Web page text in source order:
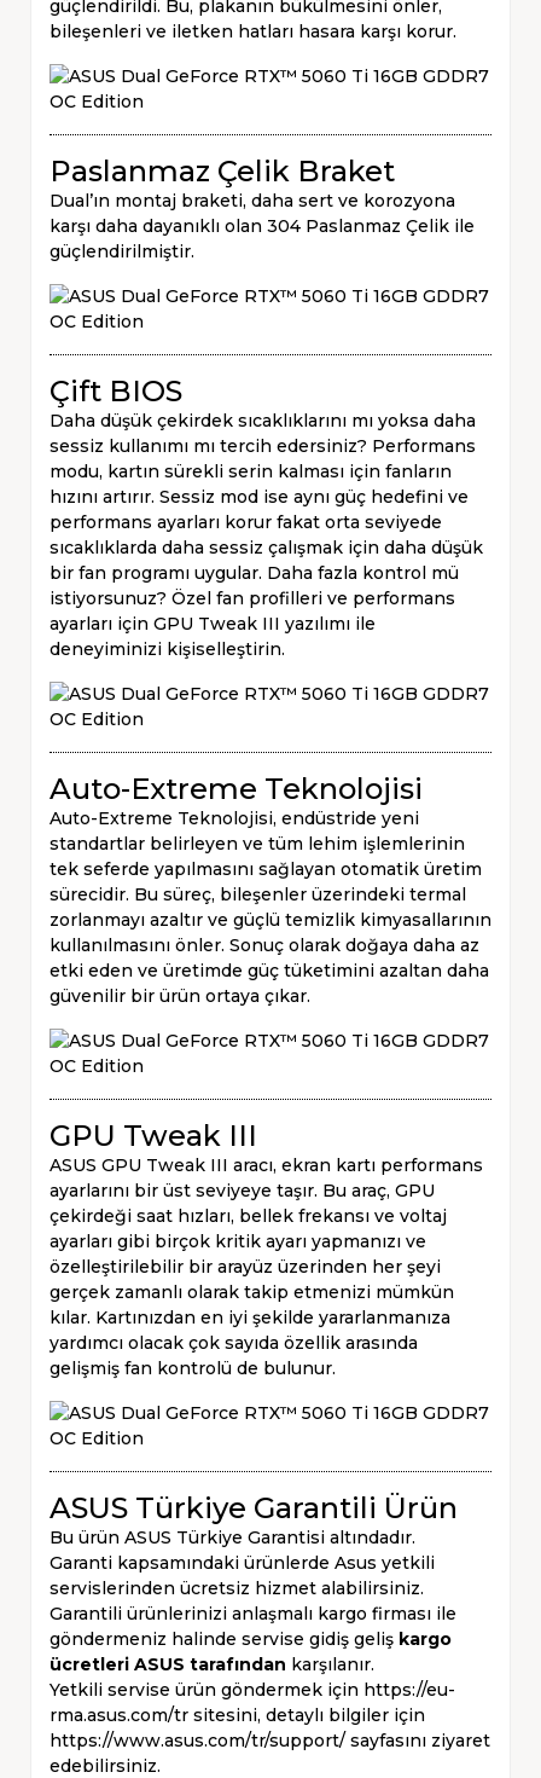
güçlendirildi. Bu, plakanın bükülmesini önler,
bileşenleri ve iletken hatları hasara karşı korur.
Paslanmaz Çelik Braket
Dual’ın montaj braketi, daha sert ve korozyona
karşı daha dayanıklı olan 304 Paslanmaz Çelik ile
güçlendirilmiştir.
Çift BIOS
Daha düşük çekirdek sıcaklıklarını mı yoksa daha
sessiz kullanımı mı tercih edersiniz? Performans
modu, kartın sürekli serin kalması için fanların
hızını artırır. Sessiz mod ise aynı güç hedefini ve
performans ayarları korur fakat orta seviyede
sıcaklıklarda daha sessiz çalışmak için daha düşük
bir fan programı uygular. Daha fazla kontrol mü
istiyorsunuz? Özel fan profilleri ve performans
ayarları için GPU Tweak III yazılımı ile
deneyiminizi kişiselleştirin.
Auto-Extreme Teknolojisi
Auto-Extreme Teknolojisi, endüstride yeni
standartlar belirleyen ve tüm lehim işlemlerinin
tek seferde yapılmasını sağlayan otomatik üretim
sürecidir. Bu süreç, bileşenler üzerindeki termal
zorlanmayı azaltır ve güçlü temizlik kimyasallarının
kullanılmasını önler. Sonuç olarak doğaya daha az
etki eden ve üretimde güç tüketimini azaltan daha
güvenilir bir ürün ortaya çıkar.
GPU Tweak III
ASUS GPU Tweak III aracı, ekran kartı performans
ayarlarını bir üst seviyeye taşır. Bu araç, GPU
çekirdeği saat hızları, bellek frekansı ve voltaj
ayarları gibi birçok kritik ayarı yapmanızı ve
özelleştirilebilir bir arayüz üzerinden her şeyi
gerçek zamanlı olarak takip etmenizi mümkün
kılar. Kartınızdan en iyi şekilde yararlanmanıza
yardımcı olacak çok sayıda özellik arasında
gelişmiş fan kontrolü de bulunur.
ASUS Türkiye Garantili Ürün
Bu ürün ASUS Türkiye Garantisi altındadır.
Garanti kapsamındaki ürünlerde Asus yetkili
servislerinden ücretsiz hizmet alabilirsiniz.
Garantili ürünlerinizi anlaşmalı kargo firması ile
göndermeniz halinde servise gidiş geliş kargo
ücretleri ASUS tarafından karşılanır.
Yetkili servise ürün göndermek için https://eu-
rma.asus.com/tr sitesini, detaylı bilgiler için
https://www.asus.com/tr/support/ sayfasını ziyaret
edebilirsiniz.